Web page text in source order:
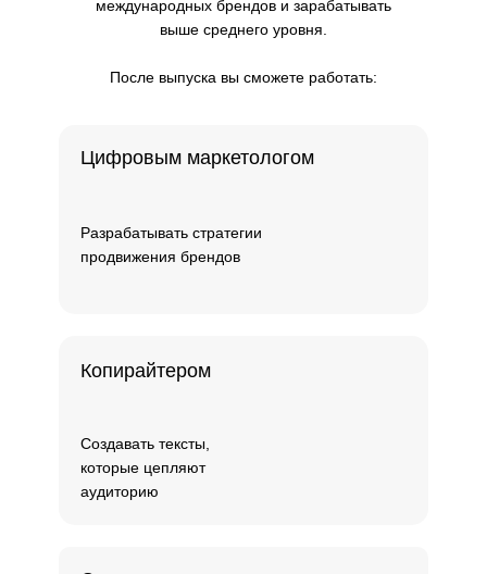
международных брендов и зарабатывать
выше среднего уровня.
После выпуска вы сможете работать:
Цифровым маркетологом
Разрабатывать стратегии
продвижения брендов
Копирайтером
Создавать тексты,
которые цепляют
аудиторию